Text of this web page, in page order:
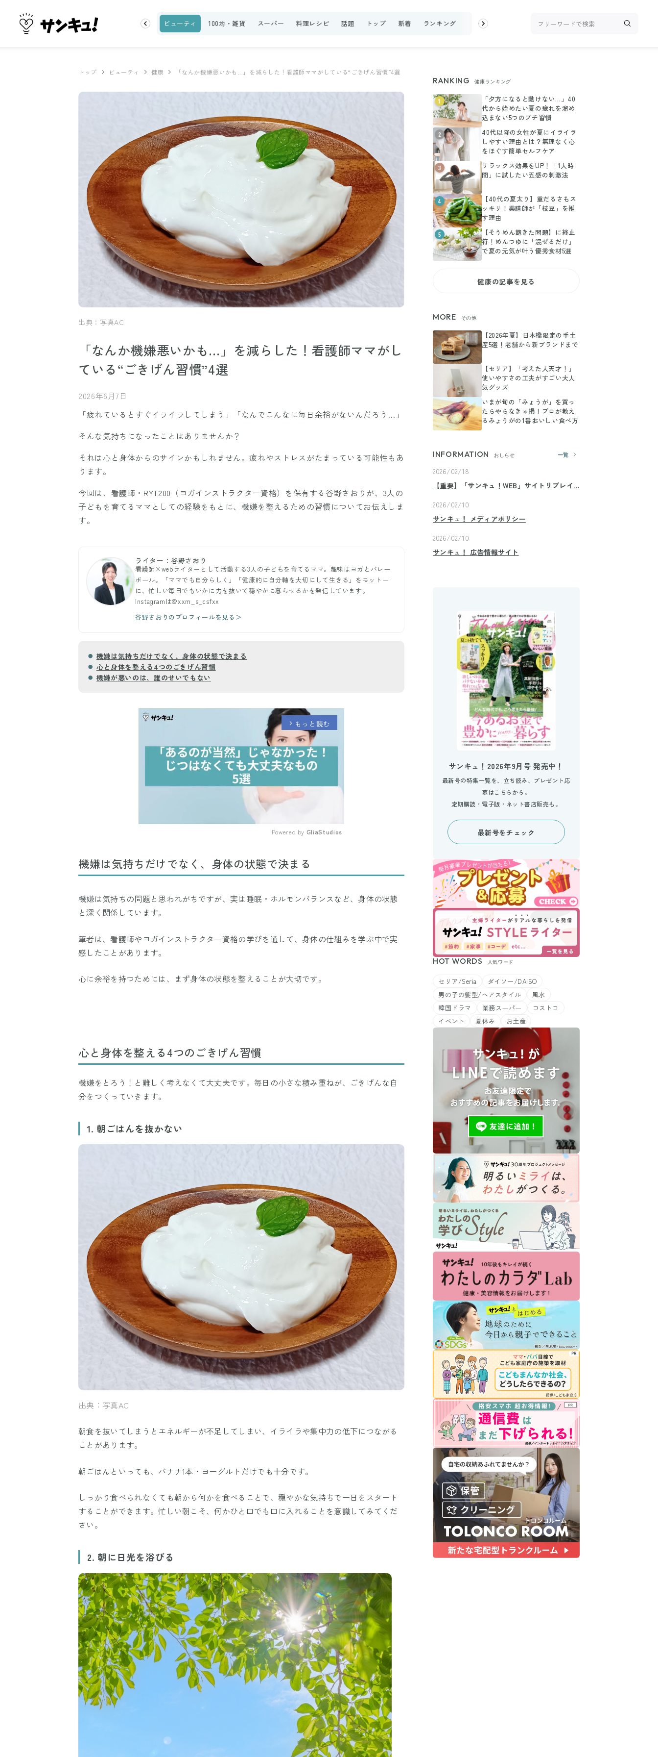
ランキング お金 家事テク 収納・片付け ビューティ 100均・雑貨 スーパー 料理レシピ 話題 トップ 新着 ランキング お金 収納・片付け ビューティ 100均・
トップ ビューティ 健康 「なんか機嫌悪いかも…」を減らした！看護師ママがしている“ごきげん習慣”4選
出典：写真AC
「なんか機嫌悪いかも…」を減らした！看護師ママがし
ている“ごきげん習慣”4選
2026年6月7日
「疲れているとすぐイライラしてしまう」「なんでこんなに毎日余裕がないんだろう…」
そんな気持ちになったことはありませんか？
それは心と身体からのサインかもしれません。疲れやストレスがたまっている可能性もあ
ります。
今回は、看護師・RYT200（ヨガインストラクター資格）を保有する谷野さおりが、3人の
子どもを育てるママとしての経験をもとに、機嫌を整えるための習慣についてお伝えしま
す。
ライター：谷野さおり
看護師×webライターとして活動する3人の子どもを育てるママ。趣味はヨガとバレー
ボール。「ママでも自分らしく」「健康的に自分軸を大切にして生きる」をモットー
に、忙しい毎日でもいかに力を抜いて穏やかに暮らせるかを発信しています。
Instagramは@xxm_s_csfxx
谷野さおりのプロフィールを見る＞
機嫌は気持ちだけでなく、身体の状態で決まる
心と身体を整える4つのごきげん習慣
機嫌が悪いのは、誰のせいでもない
arrow_forward_ios もっと読む
Mute
Powered by GliaStudios
機嫌は気持ちだけでなく、身体の状態で決まる
機嫌は気持ちの問題と思われがちですが、実は睡眠・ホルモンバランスなど、身体の状態
と深く関係しています。
筆者は、看護師やヨガインストラクター資格の学びを通して、身体の仕組みを学ぶ中で実
感したことがあります。
心に余裕を持つためには、まず身体の状態を整えることが大切です。
心と身体を整える4つのごきげん習慣
機嫌をとろう！と難しく考えなくて大丈夫です。毎日の小さな積み重ねが、ごきげんな自
分をつくっていきます。
1. 朝ごはんを抜かない
出典：写真AC
朝食を抜いてしまうとエネルギーが不足してしまい、イライラや集中力の低下につながる
ことがあります。
朝ごはんといっても、バナナ1本・ヨーグルトだけでも十分です。
しっかり食べられなくても朝から何かを食べることで、穏やかな気持ちで一日をスタート
することができます。忙しい朝こそ、何かひと口でも口に入れることを意識してみてくだ
さい。
2. 朝に日光を浴びる
RANKING 健康ランキング
1
「夕方になると動けない…」40
代から始めたい夏の疲れを溜め
込まない5つのプチ習慣
2
40代以降の女性が夏にイライラ
しやすい理由とは？無理なく心
をほぐす簡単セルフケア
3
リラックス効果をUP！「1人時
間」に試したい五感の刺激法
4
【40代の夏太り】重だるさもス
ッキリ！薬膳師が「枝豆」を推
す理由
5
【そうめん飽きた問題】に終止
符！めんつゆに「混ぜるだけ」
で夏の元気が叶う優秀食材5選
健康の記事を見る
MORE その他
【2026年夏】日本橋限定の手土
産5選！老舗から新ブランドまで
【セリア】「考えた人天才！」
使いやすさの工夫がすごい大人
気グッズ
いまが旬の「みょうが」を買っ
たらやらなきゃ損！プロが教え
るみょうがの1番おいしい食べ方
INFORMATION おしらせ 一覧
2026/02/18
【重要】「サンキュ！WEB」サイトリプレイ
2026/02/10
サンキュ！ メディアポリシー
2026/02/10
サンキュ！ 広告情報サイト
サンキュ！2026年9月号 発売中！
最新号の特集一覧を、立ち読み、プレゼント応
募はこちらから。
定期購読・電子版・ネット書店販売も。
最新号をチェック
HOT WORDS 人気ワード
セリア/Seria
ダイソー/DAISO
男の子の髪型/ヘアスタイル
風水
韓国ドラマ
業務スーパー
コストコ
イベント
夏休み お土産